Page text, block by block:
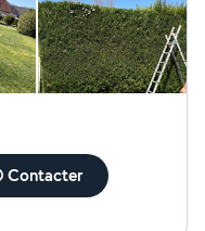
Contacter